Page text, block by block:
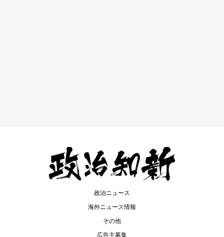
政治ニュース
海外ニュース情報
その他
広告主募集